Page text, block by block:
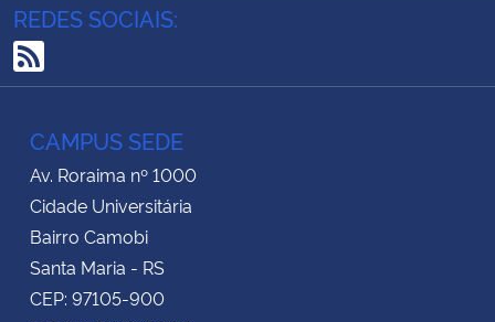
REDES SOCIAIS:
RSS
CAMPUS SEDE
Av. Roraima nº 1000
Cidade Universitária
Bairro Camobi
Santa Maria - RS
CEP: 97105-900